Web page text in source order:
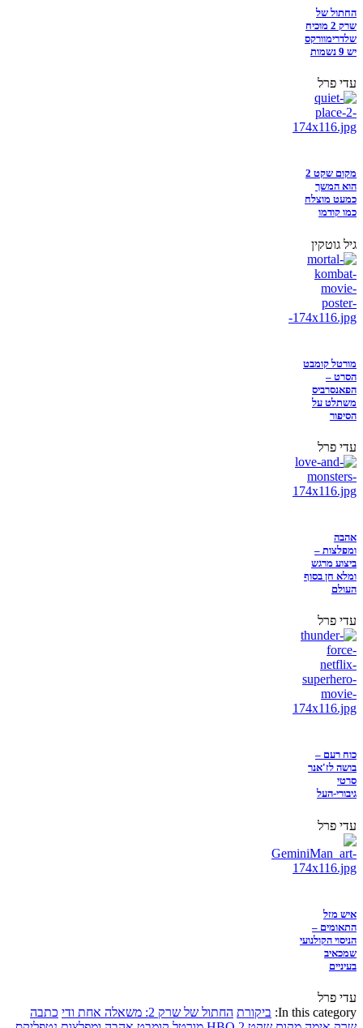
החתול של
שרק 2 מוכיח
שלדרימוורקס
יש 9 נשמות
עדי פרל
מקום שקט 2
הוא המשך
כמעט מוצלח
כמו קודמו
גיל גוטקין
מורטל קומבט
הסרט –
הפאנסרביס
משתלט על
הסיפור
עדי פרל
אהבה
ומפלצות –
ביצוע מרגש
ומלא חן בסוף
העולם
עדי פרל
כוח רעם –
בושה לז'אנר
סרטי
גיבורי-העל
עדי פרל
איש מזל
התאומים –
הניסוי הקולנועי
שמכאיב
בעיניים
עדי פרל
In this category: ביקורת החתול של שרק 2: משאלה אחת ודי
כתבה